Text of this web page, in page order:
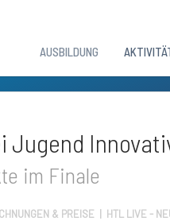
AUSBILDUNG
Jugend
im Finale
& PREISE | HTL LIVE -